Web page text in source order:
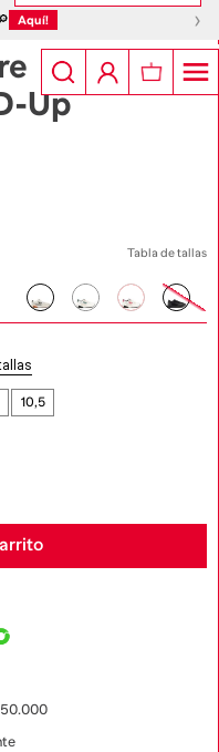
Aquí! ›
›
Up
Tabla de tallas
10,5